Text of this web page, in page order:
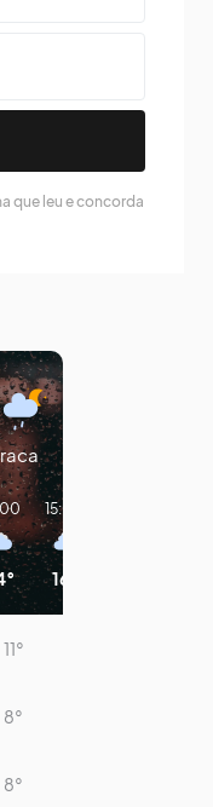
que leu e concorda
15:00
16°
11°
8°
8°